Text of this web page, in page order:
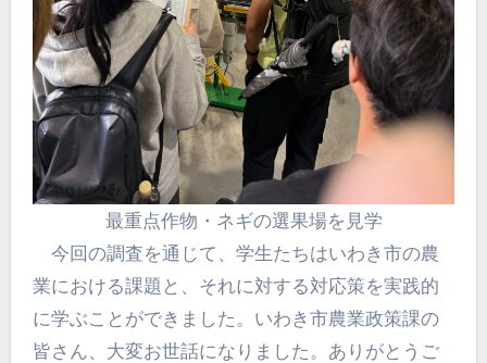
最重点作物・ネギの選果場を見学
今回の調査を通じて、学生たちはいわき市の農
業における課題と、それに対する対応策を実践的
に学ぶことができました。いわき市農業政策課の
皆さん、大変お世話になりました。ありがとうご